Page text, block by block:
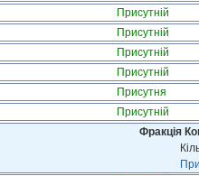
Присутній
Присутній
Присутній
Присутній
Присутня
Присутній
Фракція